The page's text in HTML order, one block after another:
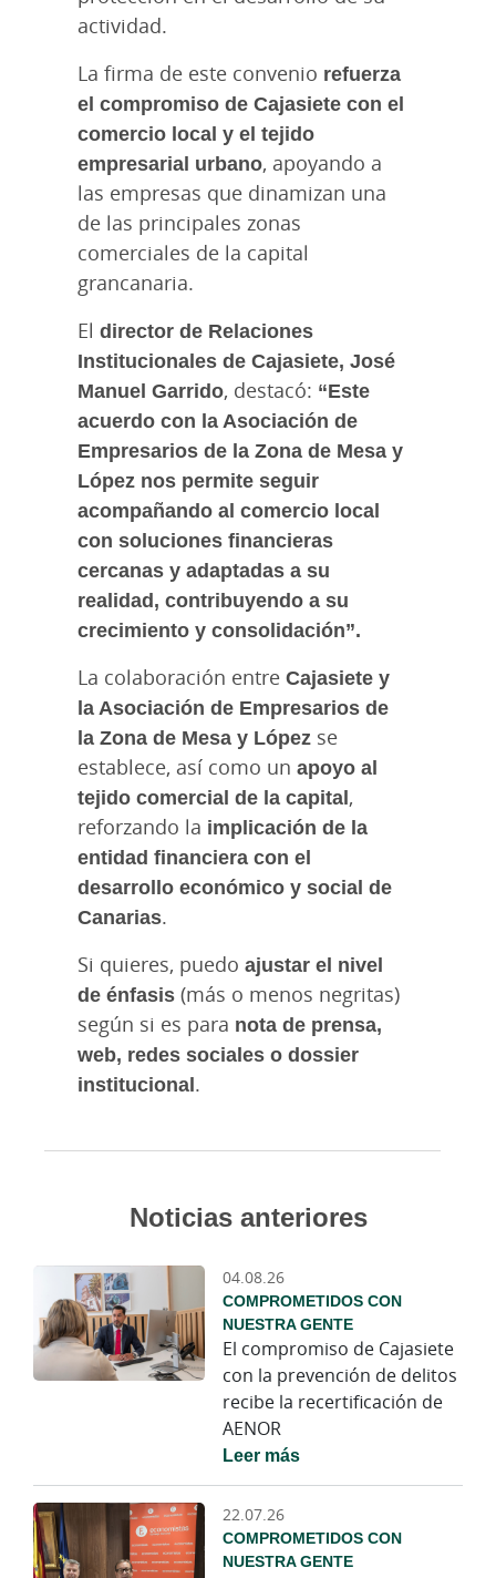
actividad.
La firma de este convenio refuerza
el compromiso de Cajasiete con el
comercio local y el tejido
empresarial urbano, apoyando a
las empresas que dinamizan una
de las principales zonas
comerciales de la capital
grancanaria.
El director de Relaciones
Institucionales de Cajasiete, José
Manuel Garrido, destacó: “Este
acuerdo con la Asociación de
Empresarios de la Zona de Mesa y
López nos permite seguir
acompañando al comercio local
con soluciones financieras
cercanas y adaptadas a su
realidad, contribuyendo a su
crecimiento y consolidación”.
La colaboración entre Cajasiete y
la Asociación de Empresarios de
la Zona de Mesa y López se
establece, así como un apoyo al
tejido comercial de la capital,
reforzando la implicación de la
entidad financiera con el
desarrollo económico y social de
Canarias.
Si quieres, puedo ajustar el nivel
de énfasis (más o menos negritas)
según si es para nota de prensa,
web, redes sociales o dossier
institucional.
Noticias anteriores
04.08.26
COMPROMETIDOS CON
NUESTRA GENTE
El compromiso de Cajasiete
con la prevención de delitos
recibe la recertificación de
AENOR
Leer más
22.07.26
COMPROMETIDOS CON
NUESTRA GENTE